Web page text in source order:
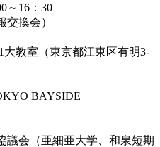
～16：30
換会）
教室（東京都江東区有明3-
BAYSIDE
会（亜細亜大学、和泉短期